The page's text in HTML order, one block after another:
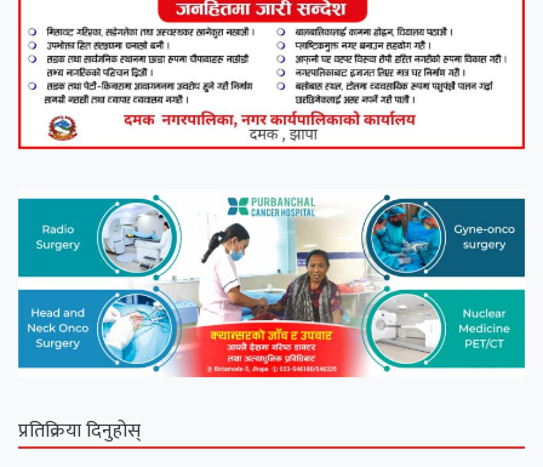
प्रतिक्रिया दिनुहोस्